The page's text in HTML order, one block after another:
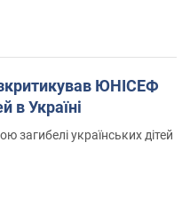
ЮНІСЕФ
в Україні
українських дітей